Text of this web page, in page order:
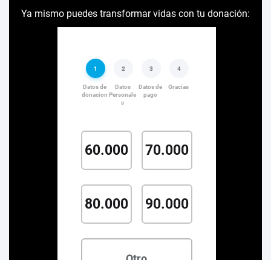
Ya mismo puedes transformar vidas con tu donación: